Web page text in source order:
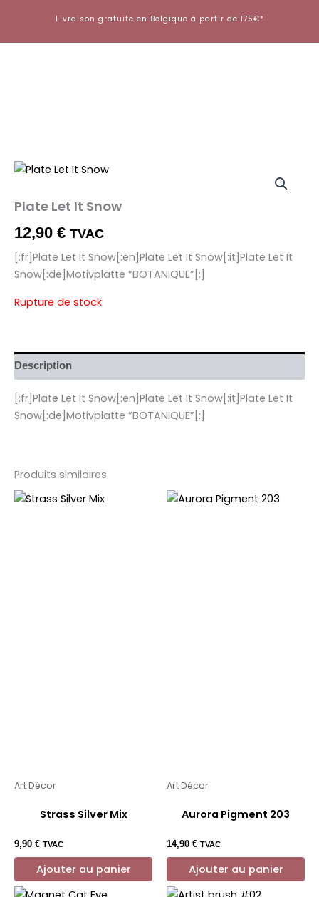
contenu
Livraison gratuite en Belgique à partir de 175€*
Plate Let It Snow
12,90 € TVAC
[:fr]Plate Let It Snow[:en]Plate Let It Snow[:it]Plate Let It
Snow[:de]Motivplatte “BOTANIQUE”[:]
Rupture de stock
Description
[:fr]Plate Let It Snow[:en]Plate Let It Snow[:it]Plate Let It
Snow[:de]Motivplatte “BOTANIQUE”[:]
Produits similaires
Art Décor
Strass Silver Mix
9,90 € TVAC
Ajouter au panier
Art Décor
Aurora Pigment 203
14,90 € TVAC
Ajouter au panier